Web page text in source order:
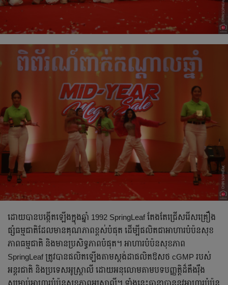
ដោយបានបង្កើតឡើងក្នុងឆ្នាំ 1992 SpringLeaf តែងតែជ្រើសរើសគ្រឿង
ផ្សំធម្មជាតិដែលមានគុណភាពខ្ពស់បំផុត ដើម្បីផលិតជាអាហារបំប៉នសុខ
ភាពធម្មជាតិ និងមានប្រសិទ្ធភាពបំផុត។ អាហារបំប៉នសុខភាព
SpringLeaf ត្រូវបានផលិតឡើងតាមស្តង់ដាផលិតឱសថ cGMP របស់
អន្តរជាតិ និងប្រទេសអូស្ត្រាលី ដោយអនុលោមតាមបទបញ្ញត្តិដ៏តឹងរ៉ឹង